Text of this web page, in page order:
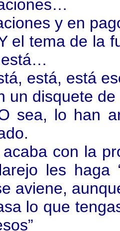
y en
el tema de la
está, está
un disquete
sea, lo han
con la
les haga
aviene,
lo que